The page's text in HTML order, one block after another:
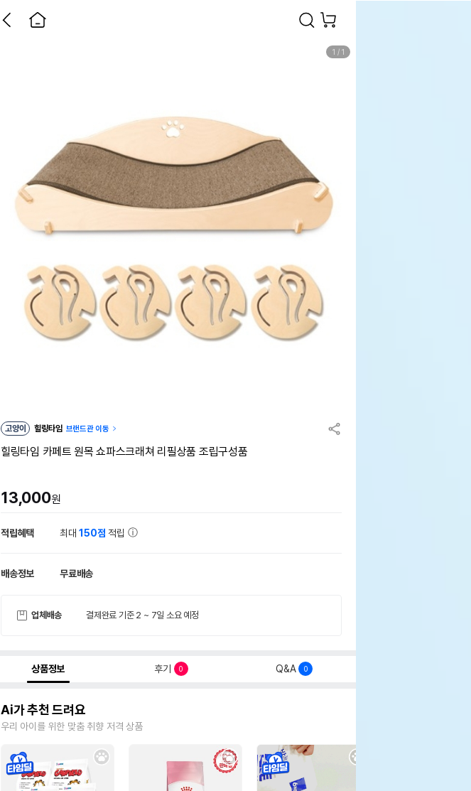
1 / 1
고양이 힐링타임 브랜드관 이동
힐링타임 카페트 원목 쇼파스크래쳐 리필상품 조립구성품
13,000원
적립혜택 최대150점 적립
배송정보 무료배송
업체배송 결제완료 기준 2 ~ 7일 소요 예정
상품정보 후기 0 Q&A 0
Ai가 추천 드려요
우리 아이를 위한 맞춤 취향 저격 상품